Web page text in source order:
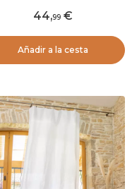
44,99
Añadir a la cesta